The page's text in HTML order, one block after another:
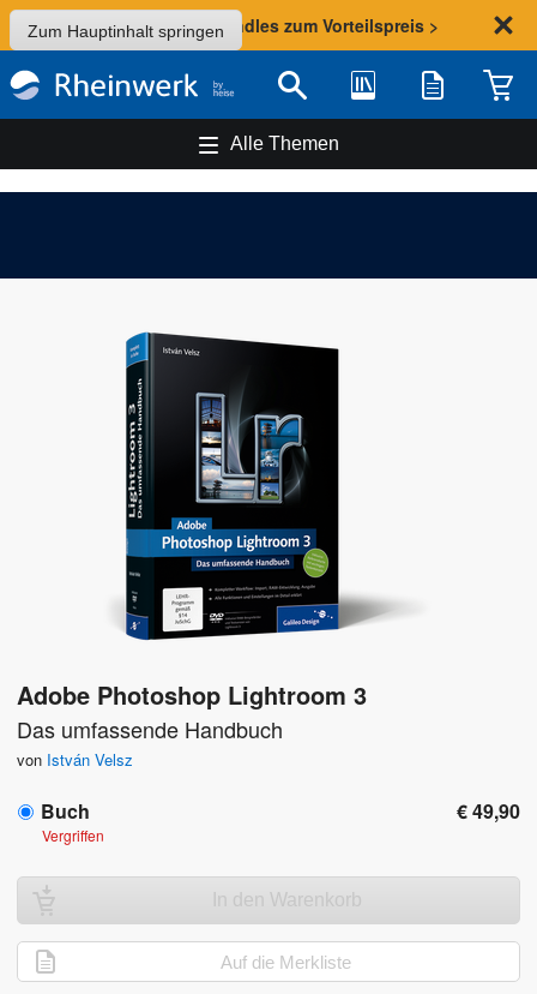
Zum Hauptinhalt springen
Sommer-Aktion: Bundles zum Vorteilspreis >
Suche Bibliothek Merkliste
Alle Themen
Adobe Photoshop Lightroom 3
Das umfassende Handbuch
von István Velsz
Buch € 49,90
Vergriffen
In den Warenkorb
Auf die Merkliste